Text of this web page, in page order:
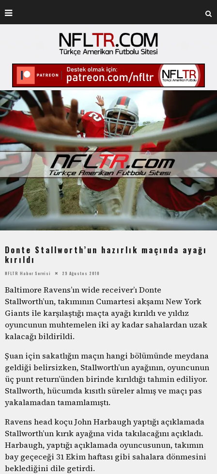
Donte Stallworth’un hazırlık maçında ayağı
kırıldı
NFLTR Haber Servisi 29 Ağustos 2010
Baltimore Ravens’ın wide receiver’ı Donte
Stallworth’un, takımının Cumartesi akşamı New York
Giants ile karşılaştığı maçta ayağı kırıldı ve yıldız
oyuncunun muhtemelen iki ay kadar sahalardan uzak
kalacağı bildirildi.
Şuan için sakatlığın maçın hangi bölümünde meydana
geldiği belirsizken, Stallworth’un ayağının, oyuncunun
üç punt return’ünden birinde kırıldığı tahmin ediliyor.
Stallworth, hücumda kısıtlı süreler almış ve maçı pas
yakalamadan tamamlamıştı.
Ravens head koçu John Harbaugh yaptığı açıklamada
Stallworth’un kırık ayağına vida takılacağını açıkladı.
Harbaugh, yaptığı açıklamada oyuncusunun, takımın
bay geçeceği 31 Ekim haftası gibi sahalara dönmesini
beklediğini dile getirdi.